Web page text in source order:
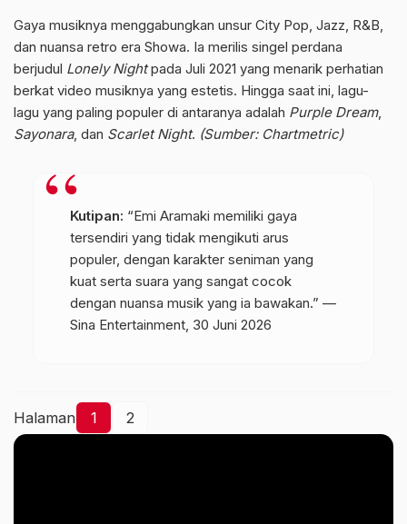
Gaya musiknya menggabungkan unsur City Pop, Jazz, R&B,
dan nuansa retro era Showa. Ia merilis singel perdana
berjudul Lonely Nightpada Juli 2021 yang menarik perhatian
berkat video musiknya yang estetis. Hingga saat ini, lagu-
lagu yang paling populer di antaranya adalah Purple Dream,
Sayonara, dan Scarlet Night. (Sumber: Chartmetric)
Kutipan: “Emi Aramaki memiliki gaya
tersendiri yang tidak mengikuti arus
populer, dengan karakter seniman yang
kuat serta suara yang sangat cocok
dengan nuansa musik yang ia bawakan.” —
Sina Entertainment, 30 Juni 2026
Halaman 1 2